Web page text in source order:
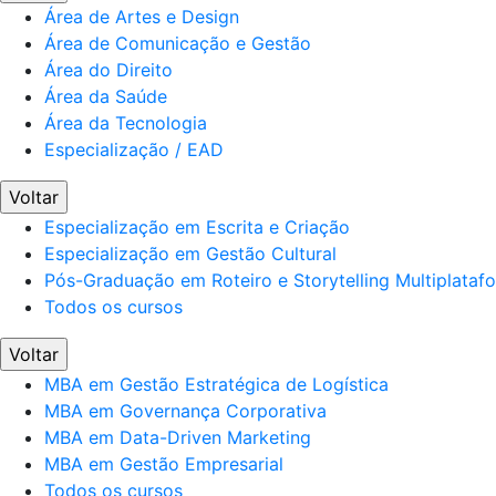
Área de Artes e Design
Área de Comunicação e Gestão
Área do Direito
Área da Saúde
Área da Tecnologia
Especialização / EAD
Voltar
Especialização em Escrita e Criação
Especialização em Gestão Cultural
Pós-Graduação em Roteiro e Storytelling
Todos os cursos
Voltar
MBA em Gestão Estratégica de Logística
MBA em Governança Corporativa
MBA em Data-Driven Marketing
MBA em Gestão Empresarial
Todos os cursos